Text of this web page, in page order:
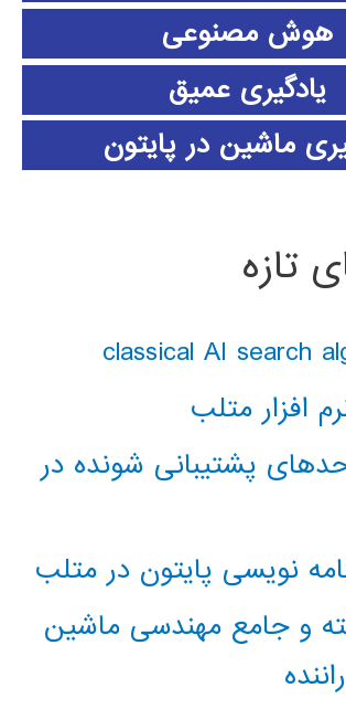
هوش مصنوعی
یادگیری عمیق
ماشین در پایتون
تازه
افزار متلب
پشتیبانی شونده در
نویسی پایتون در متلب
و جامع مهندسی ماشین